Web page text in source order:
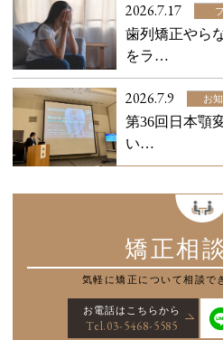
2026.7.17
歯列矯正やら
をラ…
2026.7.9 お
第36回日本顎
い…
矯正相
気軽に矯正について相談で
お電話はこちらから
Tel.03-5468-5585